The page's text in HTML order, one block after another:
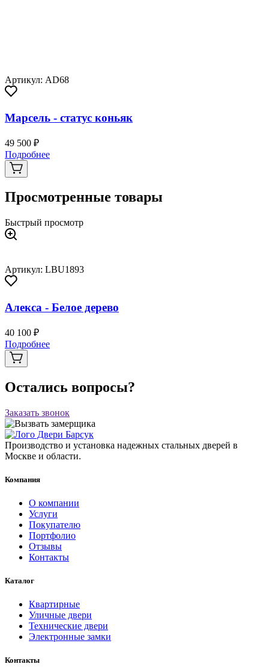
Артикул: AD68
Марсель - статус коньяк
49 500 ₽
Подробнее
Просмотренные товары
Быстрый просмотр
Артикул: LBU1893
Алекса - Белое дерево
40 100 ₽
Подробнее
Остались вопросы?
Заказать звонок
Производство и установка надежных стальных дверей в
Москве и области.
Компания
О компании
Услуги
Покупателю
Портфолио
Отзывы
Контакты
Каталог
Квартирные
Уличные двери
Технические двери
Электронные замки
Контакты